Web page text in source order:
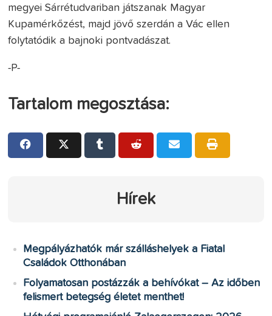
megyei Sárrétudvariban játszanak Magyar
Kupamérkőzést, majd jövő szerdán a Vác ellen
folytatódik a bajnoki pontvadászat.
-P-
Tartalom megosztása:
Hírek
Megpályázhatók már szálláshelyek a Fiatal
Családok Otthonában
Folyamatosan postázzák a behívókat – Az időben
felismert betegség életet menthet!